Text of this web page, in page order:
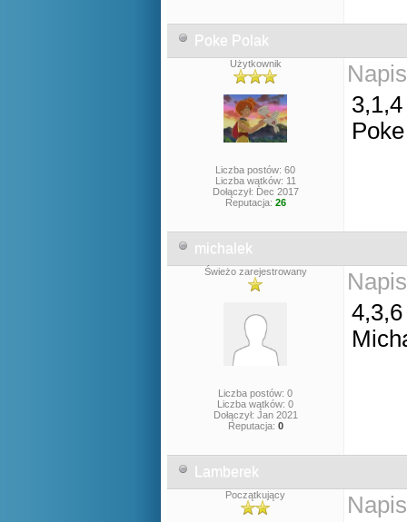
Poke Polak
Użytkownik
Liczba postów: 60
Liczba wątków: 11
Dołączył: Dec 2017
Reputacja: 26
3,1,4
michalek
Świeżo zarejestrowany
Liczba postów: 0
Liczba wątków: 0
Dołączył: Jan 2021
Reputacja: 0
4,3,6
Lamberek
Początkujący